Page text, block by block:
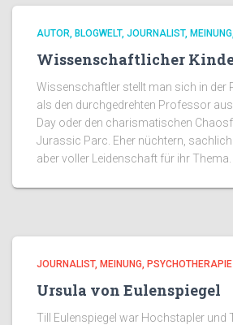
AUTOR BLOGWELT JOURNALIST MEINUNG
Wissenschaftlicher
Wissenschaftler stellt man sich in der
als den durchgedrehten Professor
Day oder den charismatischen
Jurassic Parc. Eher nüchtern,
aber voller Leidenschaft für ihr Thema.
JOURNALIST MEINUNG PSYCHOTHERAPIE
Ursula von Eulenspiegel
Till Eulenspiegel war Hochstapler und